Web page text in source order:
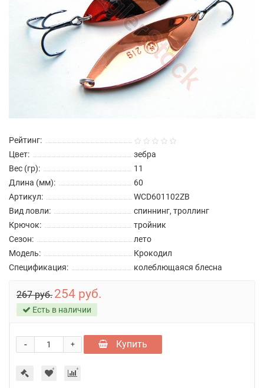
Рейтинг:
Цвет:
зебра
Вес (гр):
11
Длина (мм):
60
Артикул:
WCD601102ZB
Вид ловли:
спиннинг, троллинг
Крючок:
тройник
Сезон:
лето
Модель:
Крокодил
Спецификация:
колеблющаяся блесна
267 руб. 254 руб.
Есть в наличии
+
- Купить